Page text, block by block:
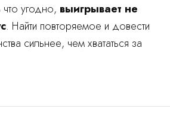
угодно, выигрывает не
. Найти повторяемое и довести
сильнее, чем хвататься за